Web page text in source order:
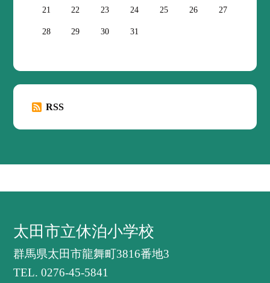
21 22 23 24 25 26 27
28 29 30 31
RSS
太田市立休泊小学校
群馬県太田市龍舞町3816番地3
TEL.0276-45-5841